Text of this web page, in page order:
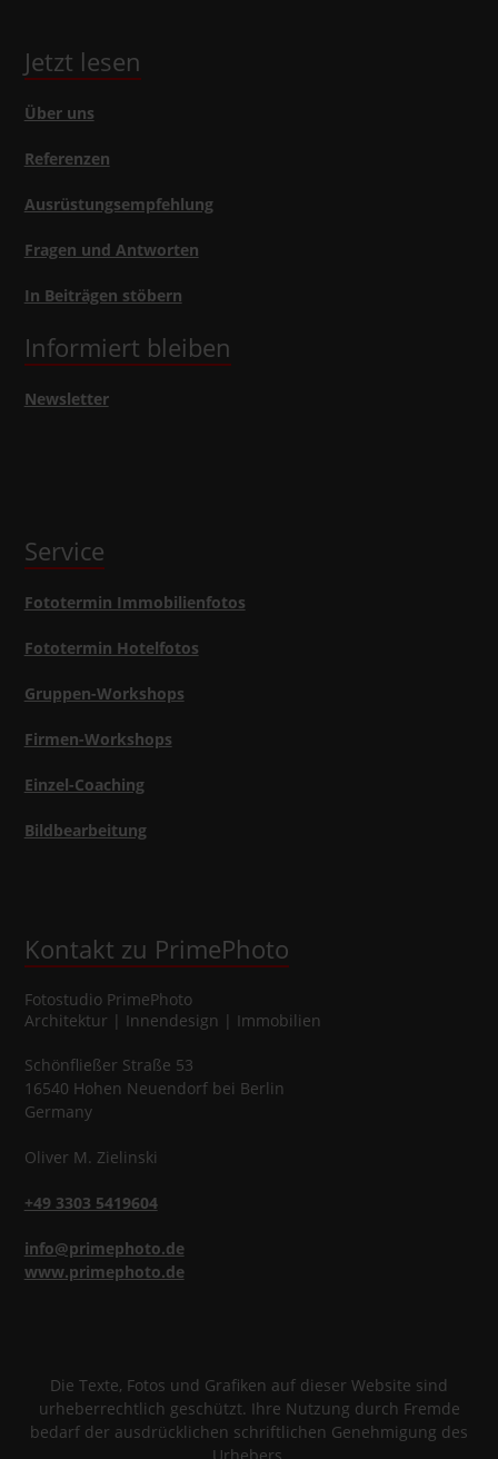
Jetzt lesen
Über uns
Referenzen
Ausrüstungsempfehlung
Fragen und Antworten
In Beiträgen stöbern
Informiert bleiben
Newsletter
Service
Fototermin Immobilienfotos
Fototermin Hotelfotos
Gruppen-Workshops
Firmen-Workshops
Einzel-Coaching
Bildbearbeitung
Kontakt zu PrimePhoto
Fotostudio PrimePhoto
Architektur | Innendesign | Immobilien
Schönfließer Straße 53
16540 Hohen Neuendorfbei Berlin
Germany
Oliver M. Zielinski
+49 3303 5419604
info@primephoto.de
www.primephoto.de
Die Texte, Fotos und Grafiken auf dieser Website sind
urheberrechtlich geschützt. Ihre Nutzung durch Fremde
bedarf der ausdrücklichen schriftlichen Genehmigung des
Urhebers.